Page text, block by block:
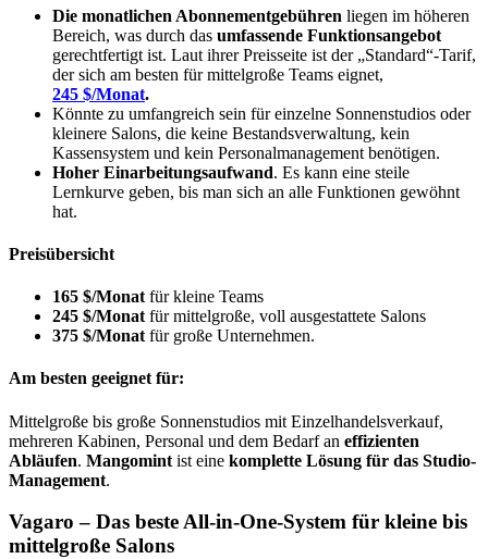
Die monatlichen Abonnementgebühren liegen im höheren
Bereich, was durch das umfassende Funktionsangebot
gerechtfertigt ist. Laut ihrer Preisseite ist der „Standard“-Tarif,
der sich am besten für mittelgroße Teams eignet,
245 $/Monat.
Könnte zu umfangreich sein für einzelne Sonnenstudios oder
kleinere Salons, die keine Bestandsverwaltung, kein
Kassensystem und kein Personalmanagement benötigen.
Hoher Einarbeitungsaufwand. Es kann eine steile
Lernkurve geben, bis man sich an alle Funktionen gewöhnt
hat.
Preisübersicht
165 $/Monat für kleine Teams
245 $/Monat für mittelgroße, voll ausgestattete Salons
375 $/Monat für große Unternehmen.
Am besten geeignet für:
Mittelgroße bis große Sonnenstudios mit Einzelhandelsverkauf,
mehreren Kabinen, Personal und dem Bedarf an effizienten
Abläufen. Mangomint ist eine komplette Lösung für das Studio-
Management.
Vagaro – Das beste All-in-One-System für kleine bis
mittelgroße Salons